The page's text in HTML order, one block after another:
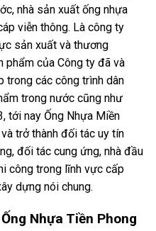
nhà sản xuất ống nhựa
viễn thông. Là công ty
sản xuất và thương
phẩm của Công ty đã và
trong các công trình dân
trong nước cũng như
tới nay Ống Nhựa Miền
trở thành đối tác uy tín
đối tác cung ứng, nhà đầu
công trong lĩnh vực cấp
dựng nói chung.
Nhựa Tiền Phong